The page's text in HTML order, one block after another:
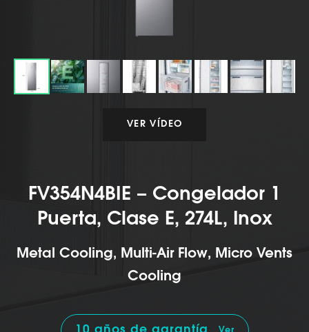
FV354N4BIE – Congelador 1
Puerta, Clase E, 274L, Inox
Metal Cooling, Multi-Air Flow, Micro Vents
Cooling
VER VÍDEO